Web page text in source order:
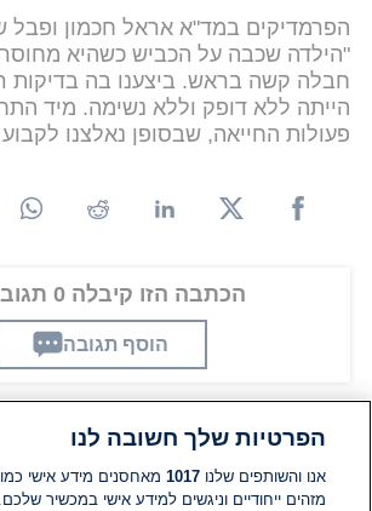
הפרמדיקים במד"א אראל חכמון ופבל
"הילדה שכבה על הכביש כשהיא
חבלה קשה בראש. ביצענו בה בדיקות
הייתה ללא דופק וללא נשימה. מיד
פעולות החייאה, שבסופן נאלצנו
הכתבה הזו קיבלה 0 תגובות
הוסף תגובה
תגובות
הפרטיות שלך חשובה לנו
אנו והשותפים שלנו1017 מאחסנים מידע אישי כמו
מזהים ייחודיים וניגשים למידע אישי במכשיר